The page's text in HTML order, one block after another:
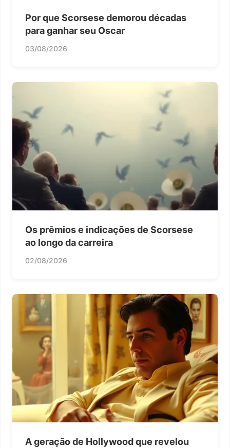
Por que Scorsese demorou décadas
para ganhar seu Oscar
03/08/2026
Os prêmios e indicações de Scorsese
ao longo da carreira
02/08/2026
A geração de Hollywood que revelou